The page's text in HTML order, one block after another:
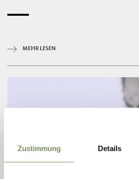
Zustimmung Details
MEHR LESEN